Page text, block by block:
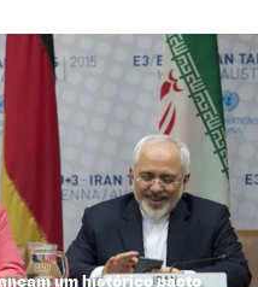
um histórico pacto